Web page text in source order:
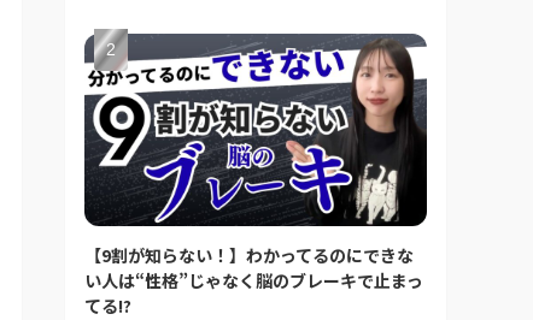
【9割が知らない！】わかってるのにできな
い人は“性格”じゃなく脳のブレーキで止まっ
てる!?